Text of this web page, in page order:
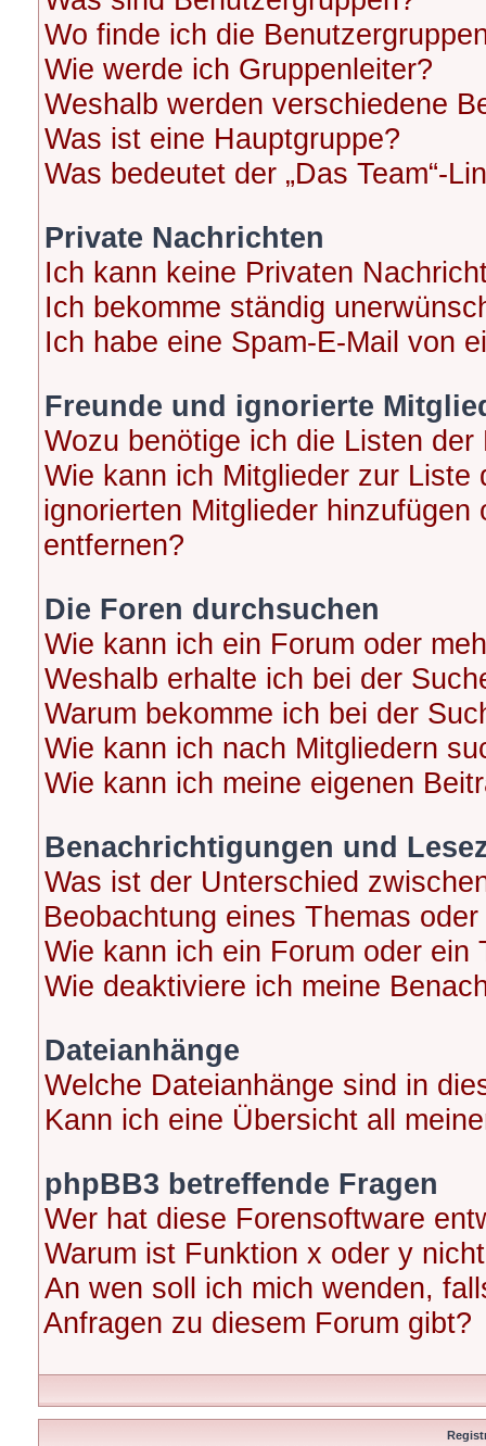
Wo finde ich die
Wie werde ich Gruppenleiter?
Weshalb werden verschiedene
Was ist eine Hauptgruppe?
Was bedeutet der „Das Team“-
Private Nachrichten
Ich kann keine Privaten
Ich bekomme ständig
Ich habe eine Spam-E-Mail von
Freunde und ignorierte
Wozu benötige ich die Listen
Wie kann ich Mitglieder zur
ignorierten Mitglieder
entfernen?
Die Foren durchsuchen
Wie kann ich ein Forum oder
Weshalb erhalte ich bei der
Warum bekomme ich bei der
Wie kann ich nach Mitgliedern
Wie kann ich meine eigenen
Benachrichtigungen und
Was ist der Unterschied
Beobachtung eines Themas
Wie kann ich ein Forum oder ein
Wie deaktiviere ich meine
Dateianhänge
Welche Dateianhänge sind in
Kann ich eine Übersicht all
phpBB3 betreffende Fragen
Wer hat diese Forensoftware
Warum ist Funktion x oder y
An wen soll ich mich wenden,
Anfragen zu diesem Forum gibt?